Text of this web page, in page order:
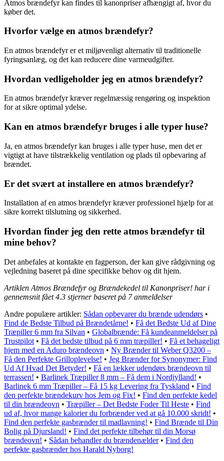
Atmos brændefyr kan findes til kanonpriser afhængigt af, hvor du
køber det.
Hvorfor vælge en atmos brændefyr?
En atmos brændefyr er et miljøvenligt alternativ til traditionelle
fyringsanlæg, og det kan reducere dine varmeudgifter.
Hvordan vedligeholder jeg en atmos brændefyr?
En atmos brændefyr kræver regelmæssig rengøring og inspektion
for at sikre optimal ydelse.
Kan en atmos brændefyr bruges i alle typer huse?
Ja, en atmos brændefyr kan bruges i alle typer huse, men det er
vigtigt at have tilstrækkelig ventilation og plads til opbevaring af
brændet.
Er det svært at installere en atmos brændefyr?
Installation af en atmos brændefyr kræver professionel hjælp for at
sikre korrekt tilslutning og sikkerhed.
Hvordan finder jeg den rette atmos brændefyr til
mine behov?
Det anbefales at kontakte en fagperson, der kan give rådgivning og
vejledning baseret på dine specifikke behov og dit hjem.
Artiklen Atmos Brændefyr og Brændekedel til Kanonpriser! har i
gennemsnit fået4.3 stjerner baseret på 7anmeldelser
Andre populære artikler: Sådan opbevarer du brænde udendørs •
Find de Bedste Tilbud på Brændetårne! • Få det Bedste Ud af Dine
Træpiller 6 mm fra Silvan • Globalbrænde: Få kundeanmeldelser på
Trustpilot • Få det bedste tilbud på 6 mm træpiller! • Få et behageligt
hjem med en Aduro brændeovn • Ny Brænder til Weber Q3200 –
Få den Perfekte Grilloplevelse! • Jeg Brænder for Synonymer: Find
Ud Af Hvad Det Betyder! • Få en lækker udendørs brændeovn til
terrassen! • Barlinek Træpiller 8 mm – Få dem i Nordjylland! •
Barlinek 6 mm Træpiller – Få 15 kg Levering fra Tyskland • Find
den perfekte brændekurv hos Jem og Fix! • Find den perfekte kedel
til din brændeovn • Træpiller – Det Bedste Foder Til Heste • Find
ud af, hvor mange kalorier du forbrænder ved at gå 10.000 skridt! •
Find den perfekte gasbrænder til madlavning! • Find Brænde til Din
Bolig på Djursland! • Find det perfekte tilbehør til din Morsø
brændeovn! • Sådan behandler du brændenælder• Find den
perfekte gasbrænder hos Harald Nyborg!